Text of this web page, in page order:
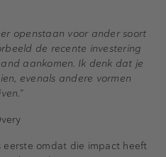
openstaan voor ander soort
de recente investering
aankomen. Ik denk dat je
evenals andere vormen
eerste omdat die impact heeft